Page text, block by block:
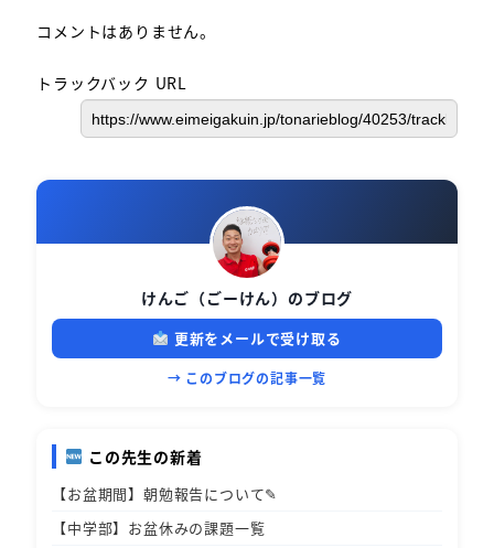
コメントはありません。
トラックバック URL
けんご（ごーけん）のブログ
更新をメールで受け取る
→ このブログの記事一覧
この先生の新着
【お盆期間】朝勉報告について✎
【中学部】お盆休みの課題一覧